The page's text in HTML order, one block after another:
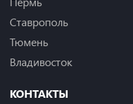
Ставрополь
Тюмень
Владивосток
КОНТАКТЫ